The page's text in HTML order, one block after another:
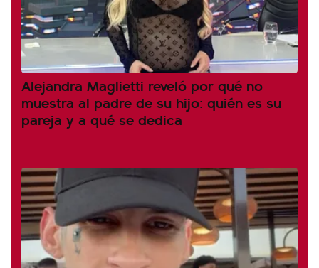
Alejandra Maglietti reveló por qué no
muestra al padre de su hijo: quién es su
pareja y a qué se dedica